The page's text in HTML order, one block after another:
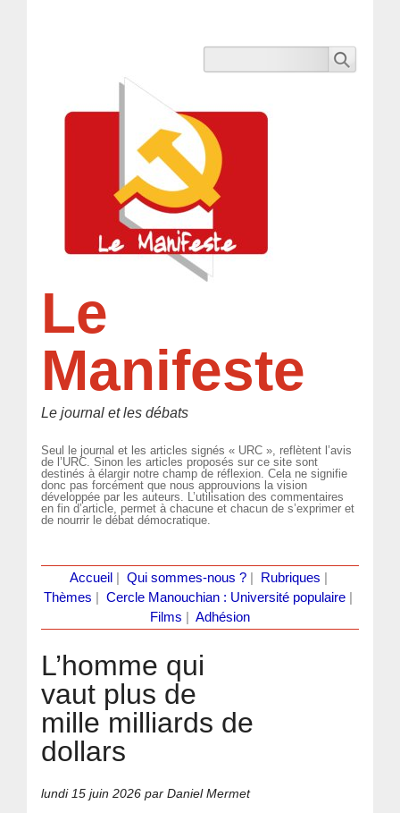
Le
Manifeste
Le journal et les débats
Seul le journal et les articles signés « URC », reflètent l’avis
de l’URC. Sinon les articles proposés sur ce site sont
destinés à élargir notre champ de réflexion. Cela ne signifie
donc pas forcément que nous approuvions la vision
développée par les auteurs. L’utilisation des commentaires
en fin d’article, permet à chacune et chacun de s’exprimer et
de nourrir le débat démocratique.
Accueil Qui sommes-nous ?| Rubriques
Thèmes
Cercle Manouchian : Université populaire
Films
Adhésion
L’homme qui
vaut plus de
mille milliards de
dollars
lundi 15 juin 2026 par Daniel Mermet